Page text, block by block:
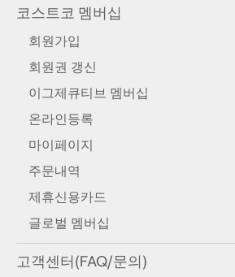
코스트코 멤버십
회원가입
회원권 갱신
이그제큐티브 멤버십
온라인등록
마이페이지
주문내역
제휴신용카드
글로벌 멤버십
고객센터(FAQ/문의)